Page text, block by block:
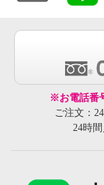
※お電話番
ご注文：
24時